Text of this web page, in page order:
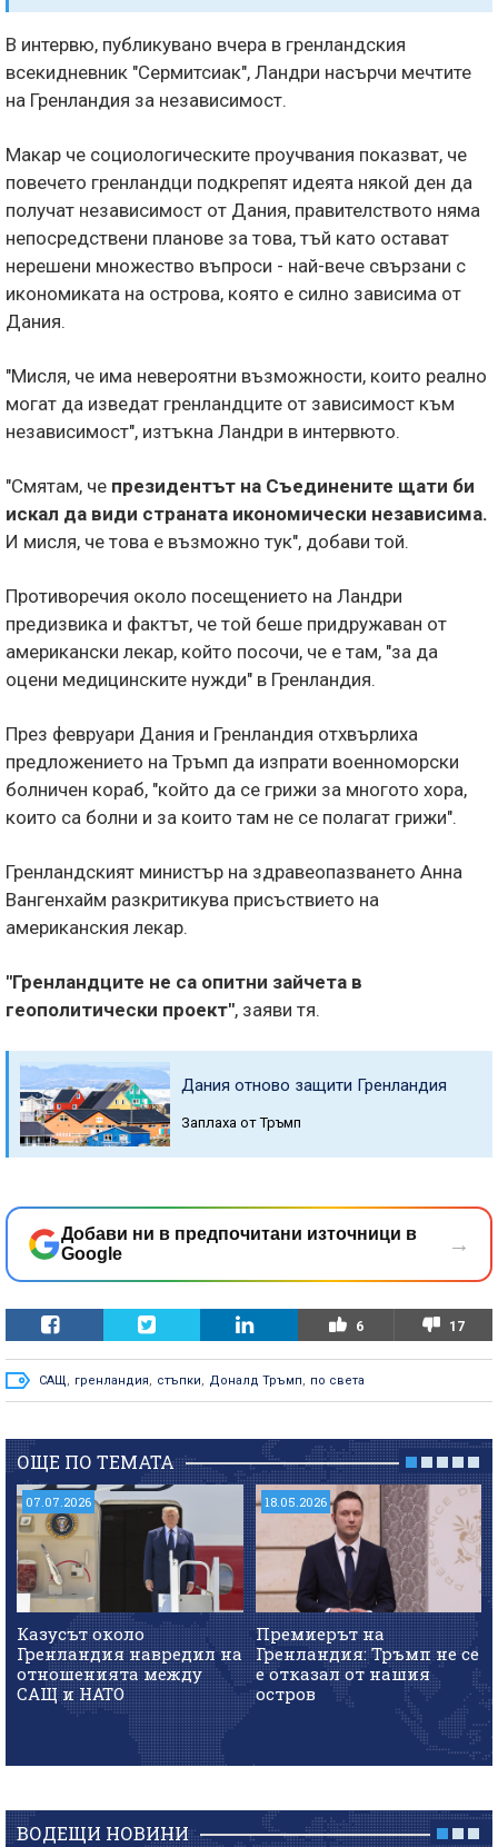
В интервю, публикувано вчера в гренландския
всекидневник "Сермитсиак", Ландри насърчи мечтите
на Гренландия за независимост.
Макар че социологическите проучвания показват, че
повечето гренландци подкрепят идеята някой ден да
получат независимост от Дания, правителството няма
непосредствени планове за това, тъй като остават
нерешени множество въпроси - най-вече свързани с
икономиката на острова, която е силно зависима от
Дания.
"Мисля, че има невероятни възможности, които реално
могат да изведат гренландците от зависимост към
независимост", изтъкна Ландри в интервюто.
"Смятам, че президентът на Съединените щати би
искал да види страната икономически независима.
И мисля, че това е възможно тук", добави той.
Противоречия около посещението на Ландри
предизвика и фактът, че той беше придружаван от
американски лекар, който посочи, че е там, "за да
оцени медицинските нужди" в Гренландия.
През февруари Дания и Гренландия отхвърлиха
предложението на Тръмп да изпрати военноморски
болничен кораб, "който да се грижи за многото хора,
които са болни и за които там не се полагат грижи".
Гренландският министър на здравеопазването Анна
Вангенхайм разкритикува присъствието на
американския лекар.
"Гренландците не са опитни зайчета в
геополитически проект", заяви тя.
Дания отново защити Гренландия
Заплаха от Тръмп
Добави ни в предпочитани източници в
Google
→
6 17
САЩ, гренландия, стъпки, Доналд Тръмп, по света
ОЩЕ ПО ТЕМАТА
07.07.2026
Казусът около
Гренландия навредил на
отношенията между
САЩ и НАТО
18.05.2026
Премиерът на
Гренландия: Тръмп не се
е отказал от нашия
остров
ВОДЕЩИ НОВИНИ